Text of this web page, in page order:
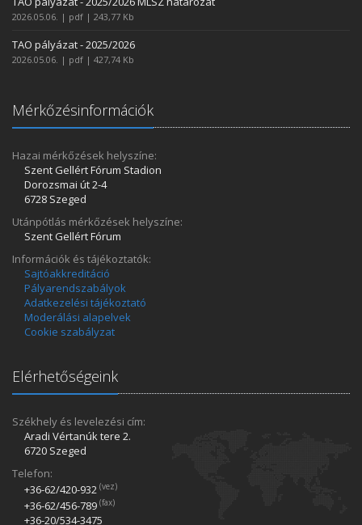
2026.05.06. | pdf | 243,77 Kb
TAO pályázat - 2025/2026
2026.05.06. | pdf | 427,74 Kb
Mérkőzésinformációk
Hazai mérkőzések helyszíne:
Szent Gellért Fórum Stadion
Dorozsmai út 2-4
6728 Szeged
Utánpótlás mérkőzések helyszíne:
Szent Gellért Fórum
Információk és tájékoztatók:
Sajtóakkreditáció
Pályarendszabályok
Adatkezelési tájékoztató
Moderálási alapelvek
Cookie szabályzat
Elérhetőségeink
Székhely és levelezési cím:
Aradi Vértanúk tere 2.
6720 Szeged
Telefon:
+36-62/420­-932 (vez)
+36-62/456­-789 (fax)
+36-20/534­-3475